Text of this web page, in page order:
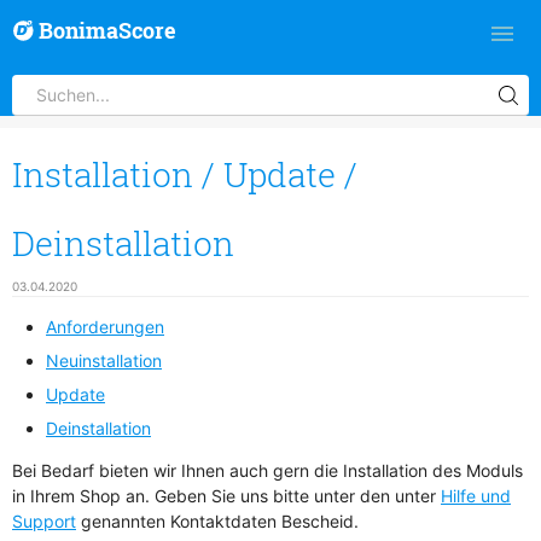
BonimaScore
Installation / Update /
Deinstallation
03.04.2020
Anforderungen
Neuinstallation
Update
Deinstallation
Bei Bedarf bieten wir Ihnen auch gern die Installation des Moduls
in Ihrem Shop an. Geben Sie uns bitte unter den unter Hilfe und
Support genannten Kontaktdaten Bescheid.